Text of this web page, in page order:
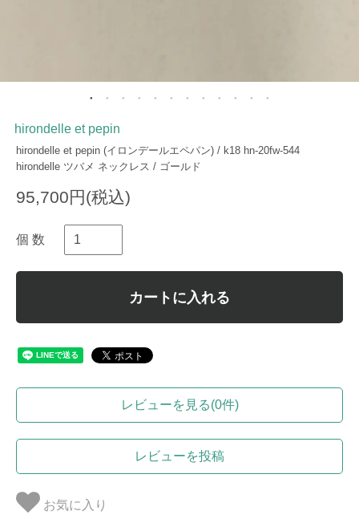
hirondelle et pepin
hirondelle et pepin (イロンデールエペパン) / k18 hn-20fw-544
hirondelle ツバメ ネックレス / ゴールド
95,700円(税込)
個 数
カートに入れる
レビューを見る(0件)
レビューを投稿
お気に入り